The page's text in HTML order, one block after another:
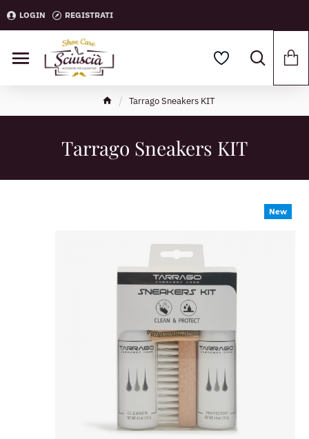
LOGIN REGISTRATI
Tarrago Sneakers KIT
Tarrago Sneakers KIT
New